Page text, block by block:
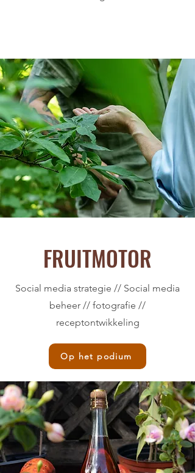
FRUITMOTOR
Social media strategie // Social media
beheer // fotografie //
receptontwikkeling
Op het podium